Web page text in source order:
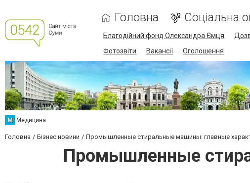
Головна Соціальна
Благодійний фонд Олександра Ємця
Фотозвіти
Вакансії Оголошення
М Медицина
Головна Бізнес новини Промышленные стиральные машины: главные
Промышленные